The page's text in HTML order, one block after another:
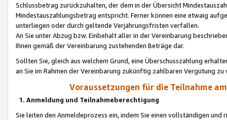
Schlussbetrag zurückzuhalten, der dem in der Übersicht
Mindestauszahlungsbetrag entspricht. Ferner können eine etwaig
unterliegen oder durch geltende Verjährungsfristen verfallen.
An Sie unter Abzug bzw. Einbehalt aller in der Vereinbarung
Ihnen gemäß der Vereinbarung zustehenden Beträge dar.
Sollten Sie, gleich aus welchem Grund, eine Überschusszahlung
an Sie im Rahmen der Vereinbarung zukünftig zahlbaren Vergütung zu
Voraussetzungen für die Teilnahme
1. Anmeldung und Teilnahmeberechtigung
Sie leiten den Anmeldeprozess ein, indem Sie einen vollständigen